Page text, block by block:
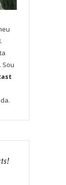
Sou